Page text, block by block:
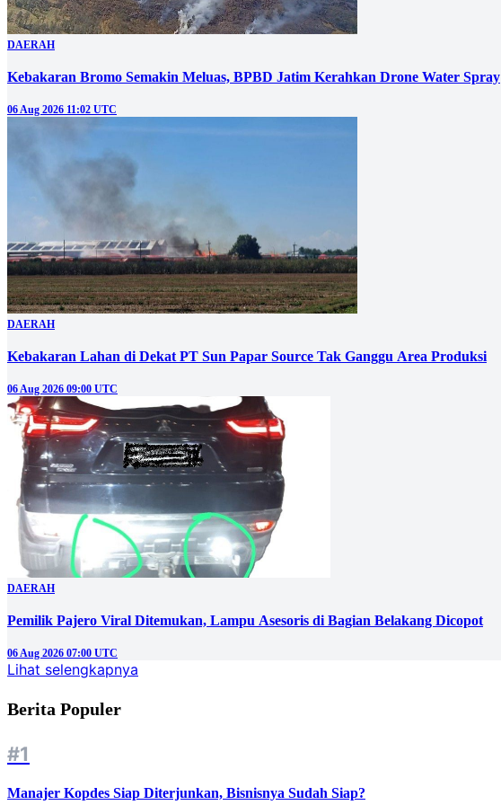
DAERAH
Kebakaran Bromo Semakin Meluas, BPBD Jatim Kerahkan Drone Water Spray
06 Aug 2026 11:02 UTC
DAERAH
Kebakaran Lahan di Dekat PT Sun Papar Source Tak Ganggu Area Produksi
06 Aug 2026 09:00 UTC
DAERAH
Pemilik Pajero Viral Ditemukan, Lampu Asesoris di Bagian Belakang Dicopot
06 Aug 2026 07:00 UTC
Lihat selengkapnya
Berita Populer
#1
Manajer Kopdes Siap Diterjunkan, Bisnisnya Sudah Siap?